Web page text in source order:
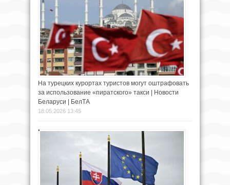
На турецких курортах туристов могут оштрафовать
за использование «пиратского» такси | Новости
Беларуси | БелТА
18.05.2026 13:45